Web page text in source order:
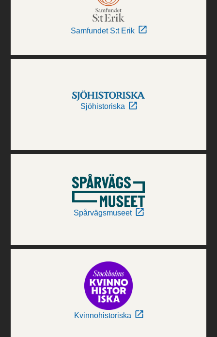
Samfundet S:t Erik
Sjöhistoriska
Spårvägsmuseet
Kvinnohistoriska